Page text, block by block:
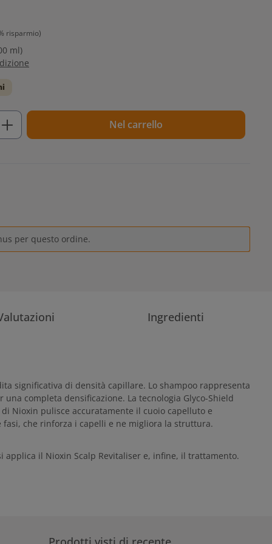
risparmio)
ml)
inserisci la quantità desiderata o
Nel carrello
per questo ordine.
Ingredienti
significativa di densità capillare. Lo shampoo rappresenta
completa densificazione. La tecnologia Glyco-Shield
di Nioxin pulisce accuratamente il cuoio capelluto e
che rinforza i capelli e ne migliora la struttura.
applica il Nioxin Scalp Revitaliser e, infine, il trattamento.